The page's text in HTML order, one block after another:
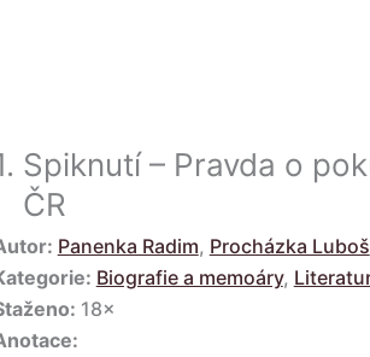
Spiknutí – Pravda o
ČR
Panenka Radim, Procházka Luboš
Biografie a memoáry,
18×